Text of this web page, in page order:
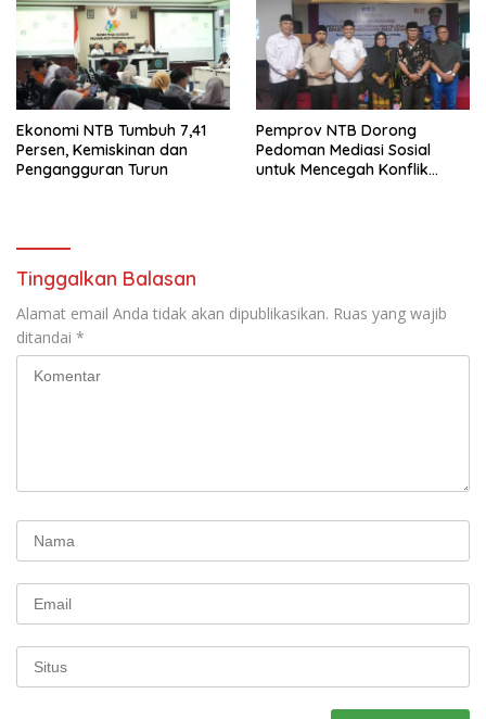
Ekonomi NTB Tumbuh 7,41
Persen, Kemiskinan dan
Pengangguran Turun
Pemprov NTB Dorong
Pedoman Mediasi Sosial
untuk Mencegah Konflik
Tinggalkan Balasan
Alamat email Anda tidak akan dipublikasikan. Ruas yang wajib
ditandai *